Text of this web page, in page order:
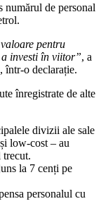
numărul de personal
pentru
investi în viitor”, a
într-o declarație.
înregistrate de alte
divizii ale sale
low-cost – au
trecut.
la 7 cenți pe
personalul cu